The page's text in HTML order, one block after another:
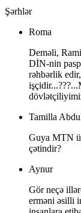
Şərhlər
Roma
Deməli,
DİN-nin
rəhbərlik
Tamilla
Guya MTN
çətindir?
Aynur
Gör neçə
erməni əsilli